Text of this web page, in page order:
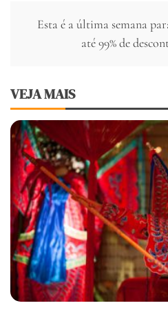
Esta é a última semana
até 99% de
VEJA MAIS